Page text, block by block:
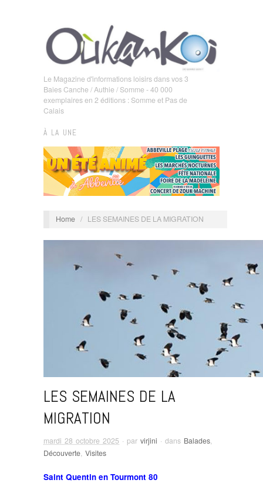
Le Magazine d'informations loisirs dans vos 3
Baies Canche / Authie / Somme - 40 000
exemplaires en 2 éditions : Somme et Pas de
Calais
À LA UNE
Home / LES SEMAINES DE LA MIGRATION
LES SEMAINES DE LA
MIGRATION
mardi 28 octobre 2025 · par virjini · dans Balades
Découverte Visites
Saint Quentin en Tourmont 80